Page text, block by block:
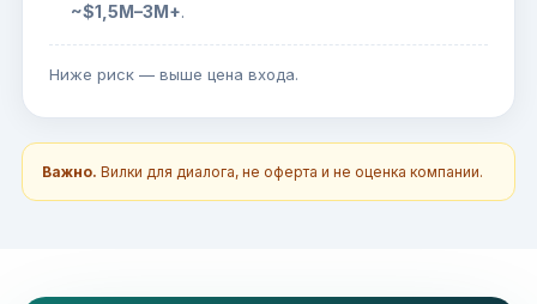
~$1,5M–3M+.
Ниже риск — выше цена входа.
Важно. Вилки для диалога, не оферта и не оценка компании.